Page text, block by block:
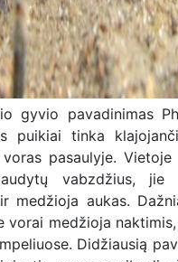
gyvio pavadinimas
puikiai tinka
voras pasaulyje.
vabzdžius, jie
medžioja aukas.
vorai medžioja
Didžiausią